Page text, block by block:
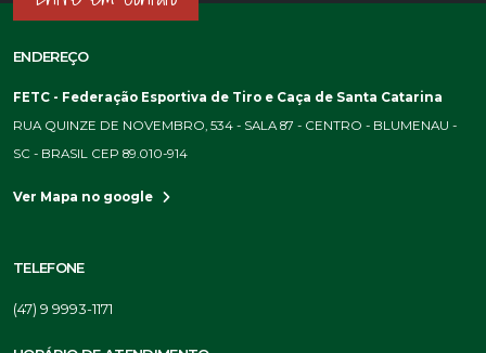
ENDEREÇO
FETC - Federação Esportiva de Tiro e Caça de Santa Catarina
RUA QUINZE DE NOVEMBRO, 534 - SALA 87 - CENTRO - BLUMENAU -
SC - BRASIL CEP 89.010-914
Ver Mapa no google
TELEFONE
(47) 9 9993-1171